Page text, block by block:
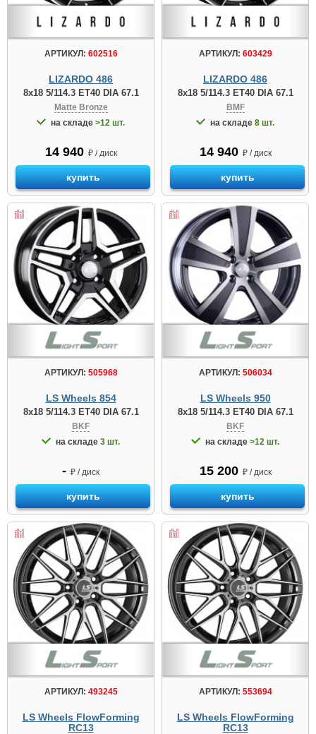
АРТИКУЛ: 602516
LIZARDO 486
8x18 5/114.3 ET40 DIA 67.1
Matte Bronze
на складе >12 шт.
14 940 ₽ / диск
купить
АРТИКУЛ: 603429
LIZARDO 486
8x18 5/114.3 ET40 DIA 67.1
BMF
на складе 8 шт.
14 940 ₽ / диск
купить
АРТИКУЛ: 505968
LS Wheels 854
8x18 5/114.3 ET40 DIA 67.1
BKF
на складе 3 шт.
- ₽ / диск
купить
АРТИКУЛ: 506034
LS Wheels 950
8x18 5/114.3 ET40 DIA 67.1
BKF
на складе >12 шт.
15 200 ₽ / диск
купить
АРТИКУЛ: 493245
LS Wheels FlowForming
RC13
АРТИКУЛ: 553694
LS Wheels FlowForming
RC13